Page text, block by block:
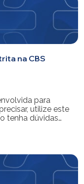
na CBS
para
utilize este
tenha dúvidas